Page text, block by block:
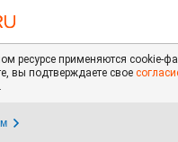
ресурсе применяются cookie-
вы подтверждаете свое